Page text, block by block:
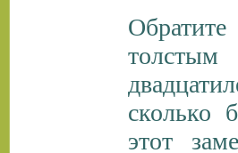
сколько
этот